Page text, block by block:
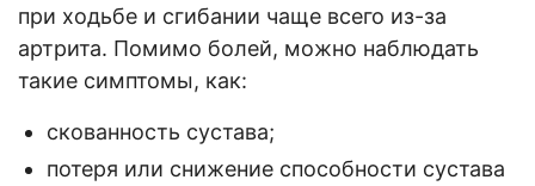
при ходьбе и сгибании чаще всего из-за
артрита. Помимо болей, можно наблюдать
такие симптомы, как:
скованность сустава;
потеря или снижение способности сустава